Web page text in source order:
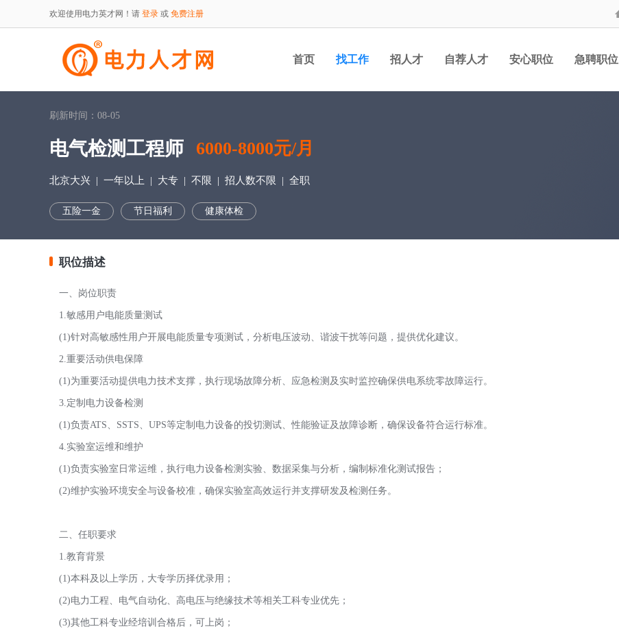
欢迎使用电力英才网！请 登录 或 免费注册
首页 找工作 招人才 自荐人才 安心职位 急聘职位
刷新时间：08-05
电气检测工程师 6000-8000元/月
北京大兴 | 一年以上 | 大专 | 不限 | 招人数不限 | 全职
五险一金 节日福利 健康体检
职位描述
一、岗位职责
1.敏感用户电能质量测试
(1)针对高敏感性用户开展电能质量专项测试，分析电压波动、谐波干扰等问题，提供优化建议。
2.重要活动供电保障
(1)为重要活动提供电力技术支撑，执行现场故障分析、应急检测及实时监控确保供电系统零故障运行。
3.定制电力设备检测
(1)负责ATS、SSTS、UPS等定制电力设备的投切测试、性能验证及故障诊断，确保设备符合运行标准。
4.实验室运维和维护
(1)负责实验室日常运维，执行电力设备检测实验、数据采集与分析，编制标准化测试报告；
(2)维护实验环境安全与设备校准，确保实验室高效运行并支撑研发及检测任务。
二、任职要求
1.教育背景
(1)本科及以上学历，大专学历择优录用；
(2)电力工程、电气自动化、高电压与绝缘技术等相关工科专业优先；
(3)其他工科专业经培训合格后，可上岗；